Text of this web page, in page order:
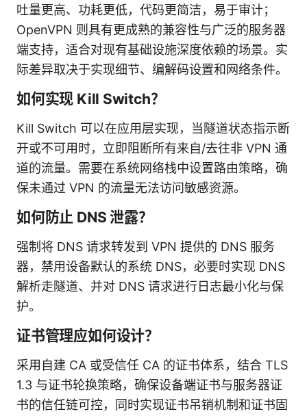
吐量更高、功耗更低，代码更简洁，易于审计；
OpenVPN 则具有更成熟的兼容性与广泛的服务器
端支持，适合对现有基础设施深度依赖的场景。实
际差异取决于实现细节、编解码设置和网络条件。
如何实现 Kill Switch？
Kill Switch 可以在应用层实现，当隧道状态指示断
开或不可用时，立即阻断所有来自/去往非 VPN 通
道的流量。需要在系统网络栈中设置路由策略，确
保未通过 VPN 的流量无法访问敏感资源。
如何防止 DNS 泄露？
强制将 DNS 请求转发到 VPN 提供的 DNS 服务
器，禁用设备默认的系统 DNS，必要时实现 DNS
解析走隧道、并对 DNS 请求进行日志最小化与保
护。
证书管理应如何设计？
采用自建 CA 或受信任 CA 的证书体系，结合 TLS
1.3 与证书轮换策略，确保设备端证书与服务器证
书的信任链可控，同时实现证书吊销机制和证书固